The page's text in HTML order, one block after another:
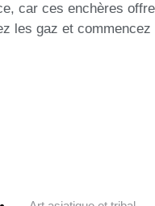
car ces enchères
les gaz et